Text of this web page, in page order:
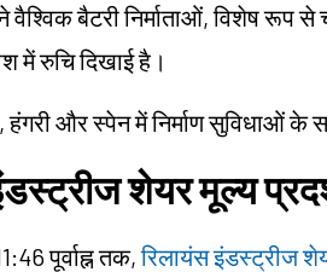
ने वैश्विक बैटरी निर्माताओं, विशेष रूप
में रुचि दिखाई है।
हंगरी और स्पेन में निर्माण सुविधाओं
शेयर मूल्य
पूर्वाह्न तक,रिलायंस इंडस्ट्रीज